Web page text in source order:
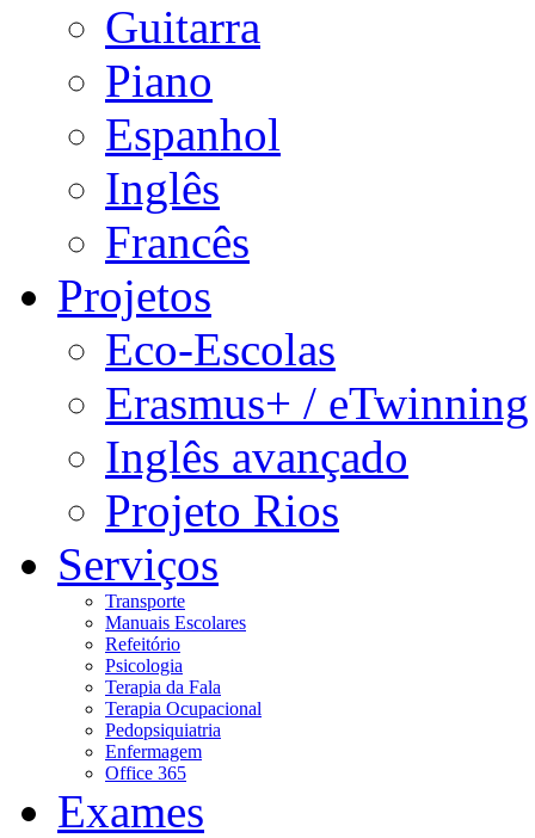
Guitarra
Piano
Espanhol
Inglês
Francês
Projetos
Eco-Escolas
Erasmus+ / eTwinning
Inglês avançado
Projeto Rios
Serviços
Transporte
Manuais Escolares
Refeitório
Psicologia
Terapia da Fala
Terapia Ocupacional
Pedopsiquiatria
Enfermagem
Office 365
Exames